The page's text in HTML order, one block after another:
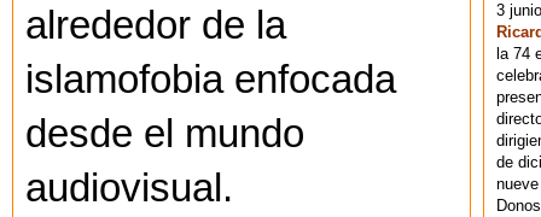
alrededor de la
islamofobia enfocada
desde el mundo
audiovisual.
3
la 74
de